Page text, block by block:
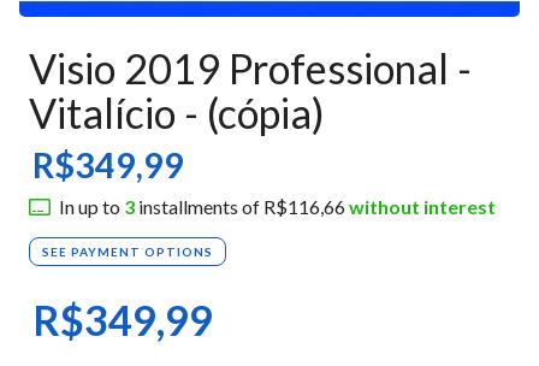
Visio 2019 Professional -
Vitalício - (cópia)
R$349,99
In up to 3 installments of R$116,66without interest
SEE PAYMENT OPTIONS
R$349,99